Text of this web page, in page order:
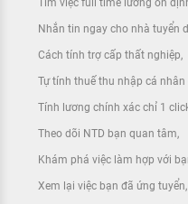
Tìm việc full time lương ổn
Nhắn tin ngay cho nhà tuyển
Cách tính trợ cấp thất nghiệp
Tự tính thuế thu nhập cá nhân
Tính lương chính xác chỉ 1
Theo dõi NTD bạn quan tâm
Khám phá việc làm hợp với
Xem lại việc bạn đã ứng tuyển